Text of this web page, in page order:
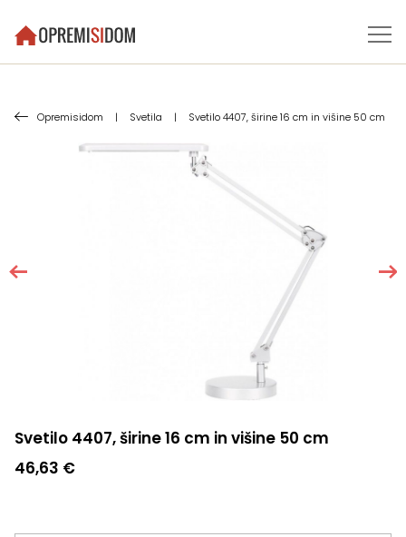
Opremisidom | Svetila | Svetilo 4407, širine 16 cm in višine 50 cm
Svetilo 4407, širine 16 cm in višine 50 cm
46,63 €